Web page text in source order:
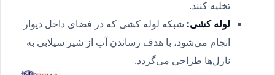
تخلیه کنند.
لوله کشی: شبکه لوله کشی که در فضای داخل دیوار
انجام می‌شود، با هدف رساندن آب از شیر سیلابی به
نازل‌ها طراحی می‌گردد.